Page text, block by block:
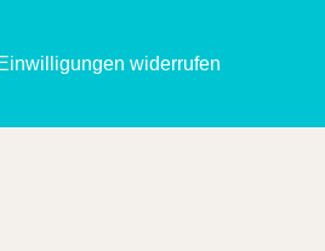
Einwilligungen widerrufen